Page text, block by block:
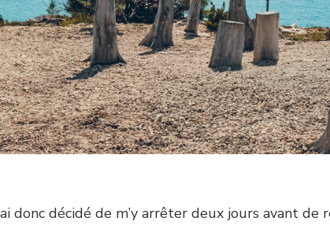
donc décidé de m’y arrêter deux jours avant de